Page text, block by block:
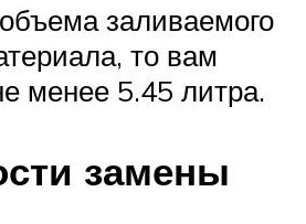
заливаемого
то вам
менее 5.45 литра.
замены